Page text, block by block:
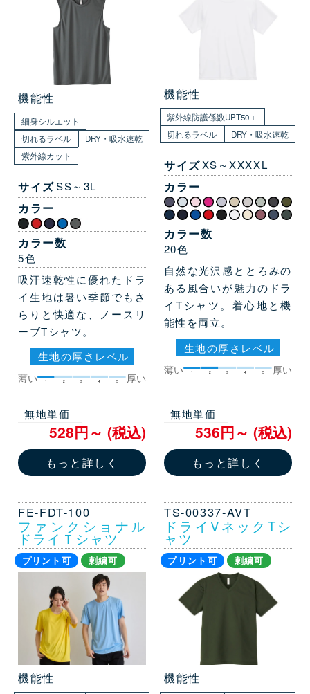
機能性
細身シルエット
切れるラベル
DRY・吸水速乾
紫外線カット
サイズSS～3L
カラー
カラー数
5色
吸汗速乾性に優れたドラ
イ生地は暑い季節でもさ
らりと快適な、ノースリ
ーブTシャツ。
生地の厚さレベル
薄い 1 2 3 4 5 厚い
無地単価
528円～ (税込)
もっと詳しく
機能性
紫外線防護係数UPT50＋
切れるラベル
DRY・吸水速乾
サイズXS～XXXXL
カラー
カラー数
20色
自然な光沢感ととろみの
ある風合いが魅力のドラ
イTシャツ。着心地と機
能性を両立。
生地の厚さレベル
薄い 1 2 3 4 5 厚い
無地単価
536円～ (税込)
もっと詳しく
FE-FDT-100
ファンクショナル
ドライＴシャツ
プリント可 刺繍可
機能性
TS-00337-AVT
ドライVネックTシ
ャツ
プリント可 刺繍可
機能性